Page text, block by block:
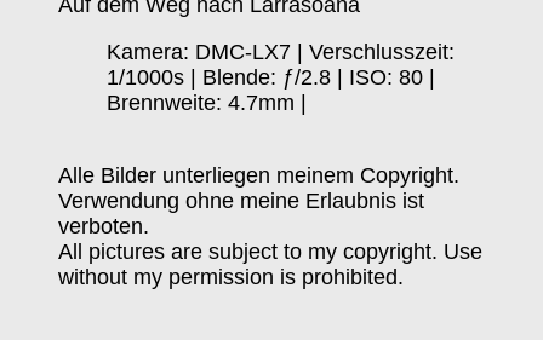
Auf dem Weg nach Larrasoaña
Kamera: DMC-LX7 | Verschlusszeit:
1/1000s | Blende: ƒ/2.8 | ISO: 80 |
Brennweite: 4.7mm |
Alle Bilder unterliegen meinem Copyright.
Verwendung ohne meine Erlaubnis ist
verboten.
All pictures are subject to my copyright. Use
without my permission is prohibited.